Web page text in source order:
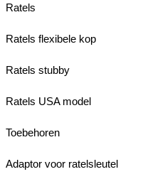
Ratels
Ratels flexibele kop
Ratels stubby
Ratels USA model
Toebehoren
Adaptor voor ratelsleutel